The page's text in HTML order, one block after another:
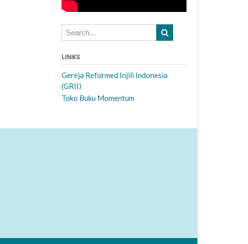
LINKS
Gereja Reformed Injili Indonesia
(GRII)
Toko Buku Momentum